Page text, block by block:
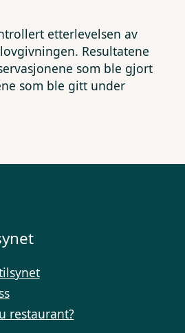
etterlevelsen av
Resultatene
som ble gjort
som ble gitt under
restaurant?